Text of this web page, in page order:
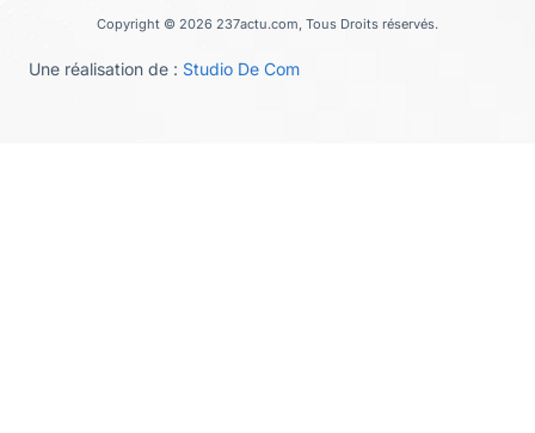
Copyright © 2026 237actu.com, Tous Droits réservés.
Une réalisation de : Studio De Com